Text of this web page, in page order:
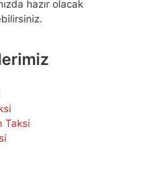
hazır olacak
Taksi